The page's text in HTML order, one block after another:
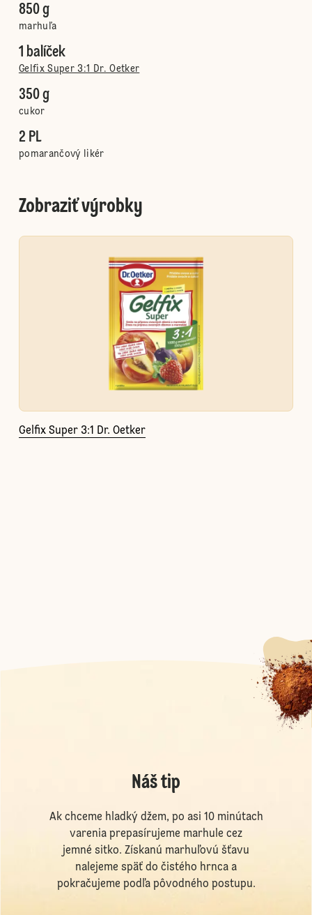
850 g
marhuľa
1 balíček
Gelfix Super 3:1 Dr. Oetker
350 g
cukor
2 PL
pomarančový likér
Zobraziť výrobky
Gelfix Super 3:1 Dr. Oetker
Náš tip
Ak chceme hladký džem, po asi 10 minútach
varenia prepasírujeme marhule cez
jemné sitko. Získanú marhuľovú šťavu
nalejeme späť do čistého hrnca a
pokračujeme podľa pôvodného postupu.